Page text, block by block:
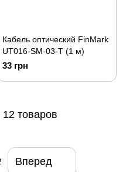
Кабель оптический FinMark
UT016-SM-03-T (1 м)
33 грн
товаров
Вперед